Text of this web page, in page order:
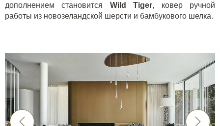
дополнением становится Wild Tiger, ковер ручной
работы из новозеландской шерсти и бамбукового шелка.